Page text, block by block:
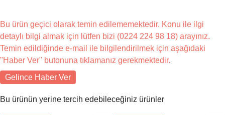
Bu ürün geçici olarak temin edilememektedir. Konu ile ilgi
detaylı bilgi almak için lütfen bizi (0224 224 98 18) arayınız.
Temin edildiğinde e-mail ile bilgilendirilmek için aşağıdaki
"Haber Ver" butonuna tıklamanız gerekmektedir.
Gelince Haber Ver
Bu ürünün yerine tercih edebileceğiniz ürünler